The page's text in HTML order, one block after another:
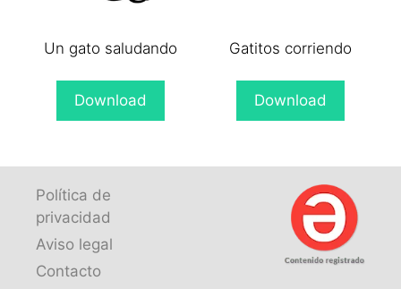
Un gato saludando
Download
Gatitos corriendo
Download
Política de
privacidad
Aviso legal
Contacto